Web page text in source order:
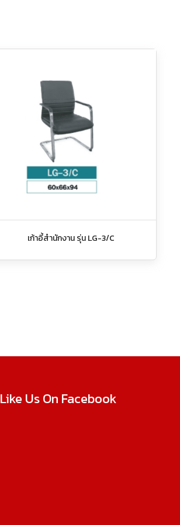
เก้าอี้สำนักงาน รุ่น LG-3/C
Like Us On Facebook